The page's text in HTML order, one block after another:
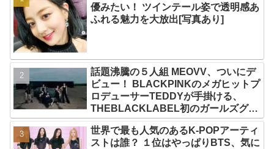
優みたい！ ツインテール姿で透明感あ
ふれる魅力を大放出[写真あり]
話題沸騰の５人組 MEOVV、ついにデ
ビュー！ BLACKPINKのメガヒットプ
ロデューサーTEDDYが手掛ける、
THEBLACKLABEL初のガールズグル
ープ！ デビューシングル「MEOW」
をリリース
世界で最も人気のあるK-POPアーティ
ストは誰？ １位はやっぱりBTS、気に